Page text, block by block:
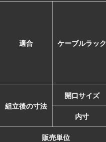
適合 ケーブルラック
組立後の寸法
開口サイズ
内寸
販売単位